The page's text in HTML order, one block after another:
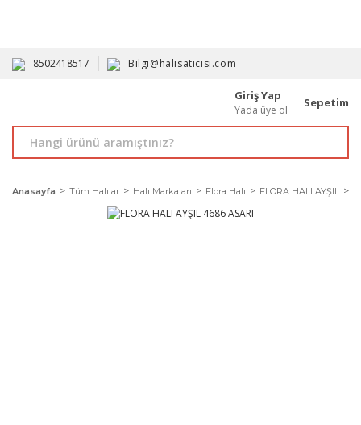
8502418517 Bilgi@halisaticisi.com
Giriş Yap
Yada üye ol
Sepetim
Anasayfa Tüm Halılar Halı Markaları Flora Halı FLORA HALI AYŞIL